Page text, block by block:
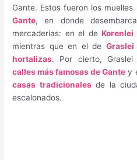
Gante. Estos fueron los
Gante, en donde
mercaderías: en el deKorenlei
mientras que en el de Graslei
hortalizas. Por cierto,
calles más famosas de Gante y
casas tradicionalesde la
escalonados.